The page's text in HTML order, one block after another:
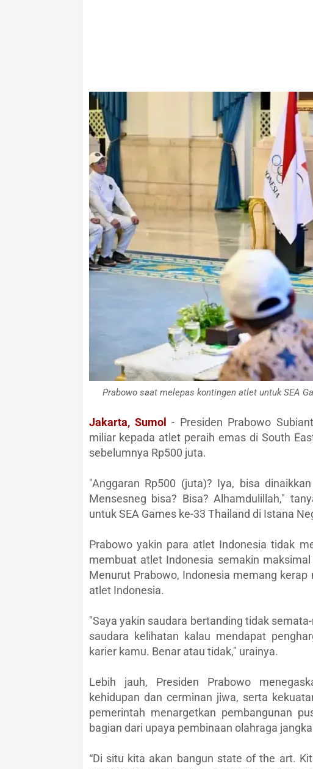
Prabowo saat melepas kontingen atlet untuk SEA
Jakarta, Sumol
- Presiden Prabowo
miliar kepada atlet peraih emas di South
sebelumnya Rp500 juta.
"Anggaran Rp500 (juta)? Iya, bisa
Mensesneg bisa? Bisa? Alhamdulillah,"
untuk SEA Games ke-33 Thailand di Istana
Prabowo yakin para atlet Indonesia tidak
membuat atlet Indonesia semakin
Menurut Prabowo, Indonesia memang
atlet Indonesia.
"Saya yakin saudara bertanding tidak
saudara kelihatan kalau mendapat
karier kamu. Benar atau tidak," urainya.
Lebih jauh, Presiden Prabowo
kehidupan dan cerminan jiwa, serta
pemerintah menargetkan pembangunan
bagian dari upaya pembinaan olahraga
“Di situ kita akan bangun state of the art.